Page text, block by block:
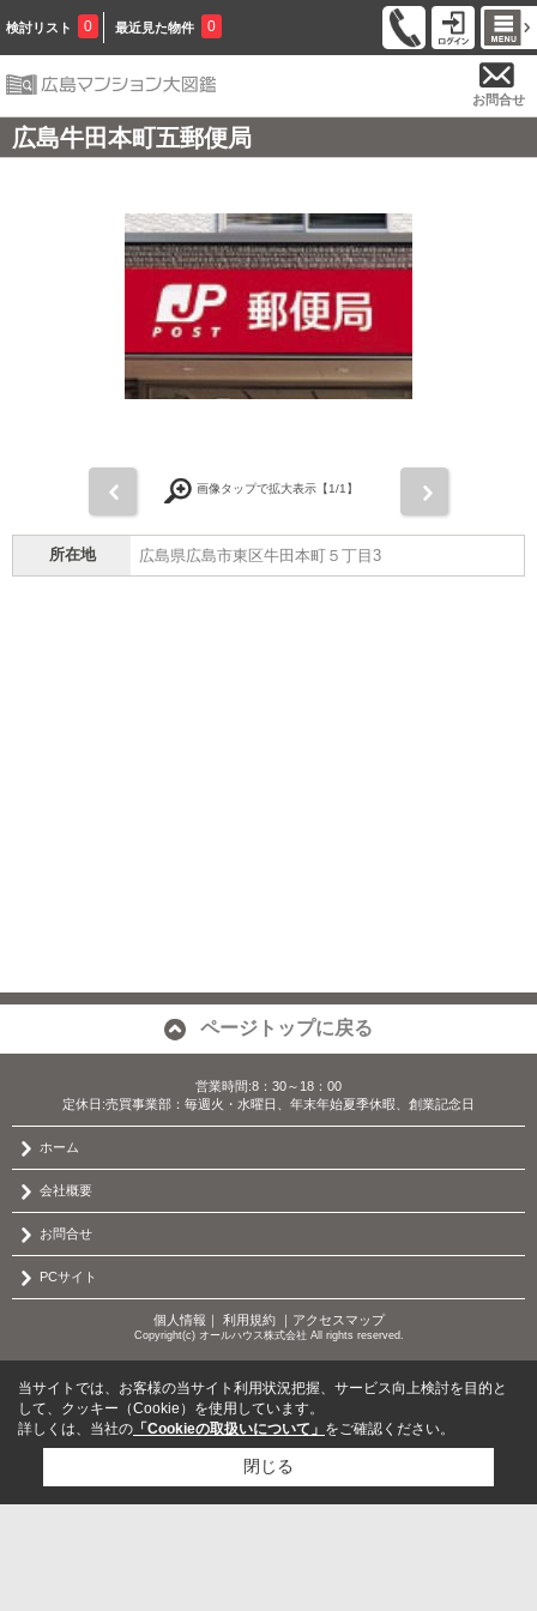
検討リスト 0 最近見た物件 0
お問合せ
広島牛田本町五郵便局
画像タップで拡大表示【1/1】
所在地 広島県広島市東区牛田本町５丁目3
ページトップに戻る
営業時間:8：30～18：00
定休日:売買事業部：毎週火・水曜日、年末年始夏季休暇、創業記念日
ホーム
会社概要
お問合せ
PCサイト
個人情報 ｜ 利用規約｜ アクセスマップ
Copyright(c) オールハウス株式会社 All rights reserved.
当サイトでは、お客様の当サイト利用状況把握、サービス向上検討を目的と
して、クッキー（Cookie）を使用しています。
詳しくは、当社の 「Cookieの取扱いについて」 をご確認ください。
閉じる